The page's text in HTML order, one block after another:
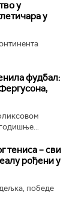
у
у
фудбал:
тениса – сви
рођени у
победе